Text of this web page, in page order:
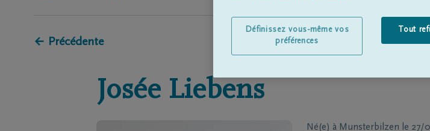
← Précédente
Josée Liebens
Né(e) à Munsterbilzen le 27/
Tout
Définissez vous-même vos
préférences